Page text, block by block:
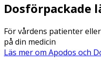
Dosförpackade
För vårdens patienter
på din medicin
Läs mer om Apodos och